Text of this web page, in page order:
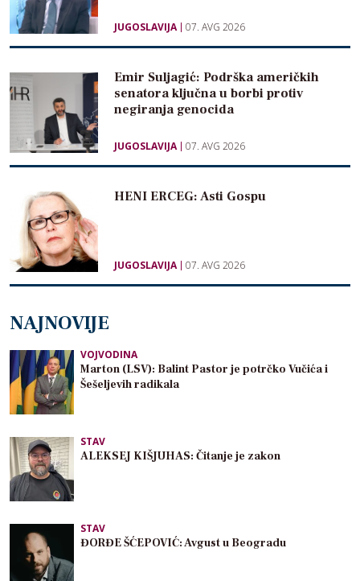
JUGOSLAVIJA 07. AVG 2026
Emir Suljagić: Podrška američkih
senatora ključna u borbi protiv
negiranja genocida
JUGOSLAVIJA 07. AVG 2026
HENI ERCEG: Asti Gospu
JUGOSLAVIJA 07. AVG 2026
NAJNOVIJE
VOJVODINA
Marton (LSV): Balint Pastor je potrčko Vučića i
Šešeljevih radikala
STAV
ALEKSEJ KIŠJUHAS: Čitanje je zakon
STAV
ĐORĐE ŠĆEPOVIĆ: Avgust u Beogradu